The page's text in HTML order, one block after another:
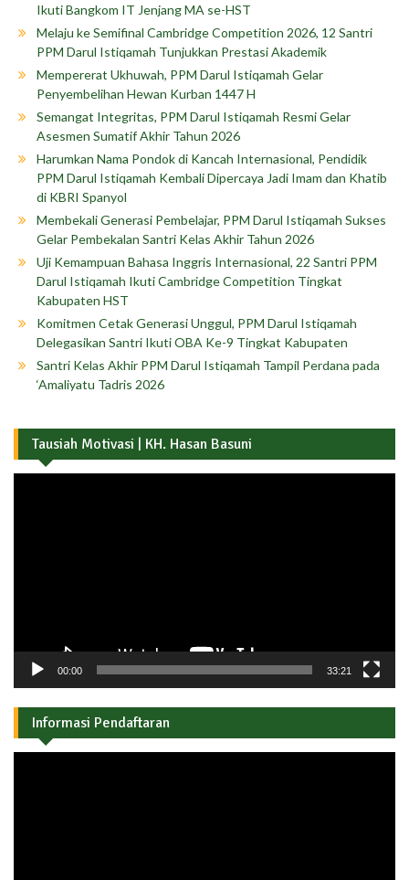
Ikuti Bangkom IT Jenjang MA se-HST
Melaju ke Semifinal Cambridge Competition 2026, 12 Santri
PPM Darul Istiqamah Tunjukkan Prestasi Akademik
Mempererat Ukhuwah, PPM Darul Istiqamah Gelar
Penyembelihan Hewan Kurban 1447 H
Semangat Integritas, PPM Darul Istiqamah Resmi Gelar
Asesmen Sumatif Akhir Tahun 2026
Harumkan Nama Pondok di Kancah Internasional, Pendidik
PPM Darul Istiqamah Kembali Dipercaya Jadi Imam dan Khatib
di KBRI Spanyol
Membekali Generasi Pembelajar, PPM Darul Istiqamah Sukses
Gelar Pembekalan Santri Kelas Akhir Tahun 2026
Uji Kemampuan Bahasa Inggris Internasional, 22 Santri PPM
Darul Istiqamah Ikuti Cambridge Competition Tingkat
Kabupaten HST
Komitmen Cetak Generasi Unggul, PPM Darul Istiqamah
Delegasikan Santri Ikuti OBA Ke-9 Tingkat Kabupaten
Santri Kelas Akhir PPM Darul Istiqamah Tampil Perdana pada
‘Amaliyatu Tadris 2026
Tausiah Motivasi | KH. Hasan Basuni
00:00 33:21
Informasi Pendaftaran